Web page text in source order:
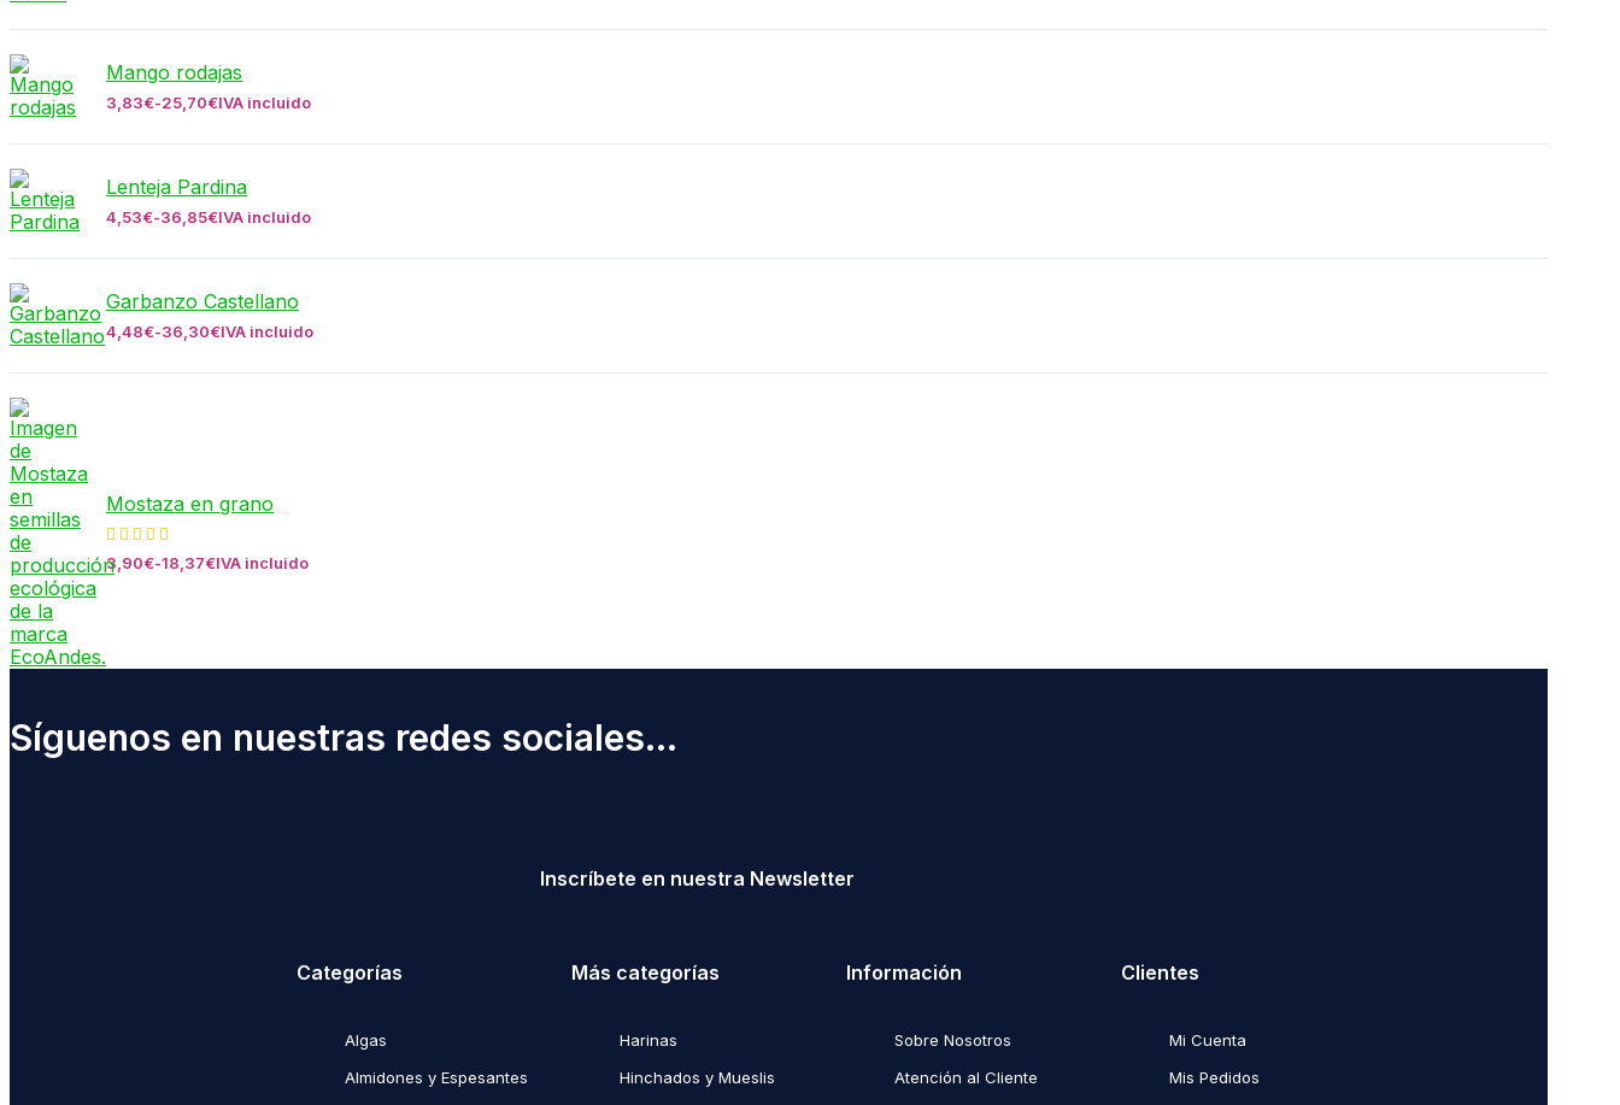
Mango rodajas
3,83€-25,70€IVA incluido
Lenteja Pardina
4,53€-36,85€IVA incluido
Garbanzo Castellano
4,48€-36,30€IVA incluido
Mostaza en grano
3,90€-18,37€IVA incluido
Síguenos en nuestras redes sociales...
Inscríbete en nuestra Newsletter
Categorías
Algas
Almidones y Espesantes
Más categorías
Harinas
Hinchados y Mueslis
Información
Sobre Nosotros
Atención al Cliente
Clientes
Mi Cuenta
Mis Pedidos